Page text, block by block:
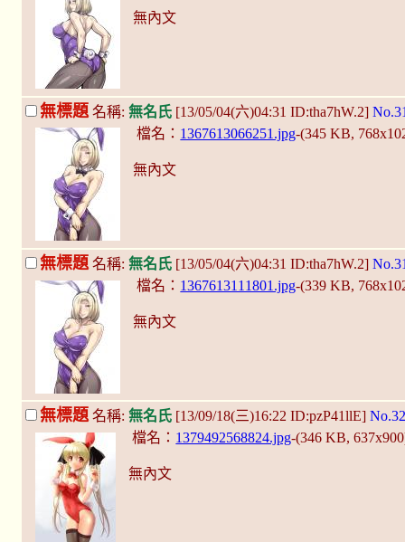
無內文
無標題 名稱: 無名氏 [13/05/04(六)04:31 ID:tha7hW.2]
檔名： 1367613066251.jpg-(345 KB,
無內文
無標題 名稱: 無名氏 [13/05/04(六)04:31 ID:tha7hW.2]
檔名： 1367613111801.jpg-(339 KB,
無內文
無標題 名稱: 無名氏 [13/09/18(三)16:22 ID:pzP41llE]
檔名： 1379492568824.jpg-(346 KB,
無內文